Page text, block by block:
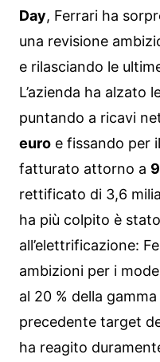
Day, Ferrari ha
una revisione
e rilasciando le
L’azienda ha alzato
puntando a ricavi
euro e fissando per
fatturato attorno a
rettificato di 3,6
ha più colpito è
all’elettrificazione:
ambizioni per i
al 20 % della
precedente target
ha reagito